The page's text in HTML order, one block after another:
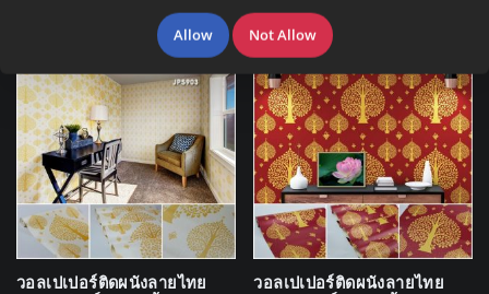
Allow Not Allow
วอลเปเปอร์ติดผนังลายไทย
วอลเปเปอร์ติดผนังลายไทย